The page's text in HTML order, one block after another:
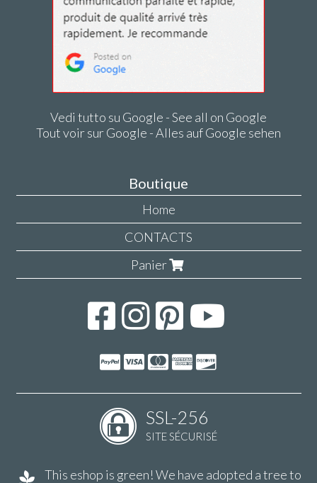
Vedi tutto su Google - See all on Google
Tout voir sur Google - Alles auf Google sehen
Boutique
Home
CONTACTS
Panier
SSL-256
SITE SÉCURISÉ
This eshop is green! We have adopted a tree to